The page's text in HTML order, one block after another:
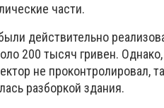
части.
действительно
200 тысяч гривен. Однако,
не проконтролировал,
разборкой здания.